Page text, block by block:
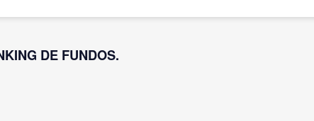
DE FUNDOS.